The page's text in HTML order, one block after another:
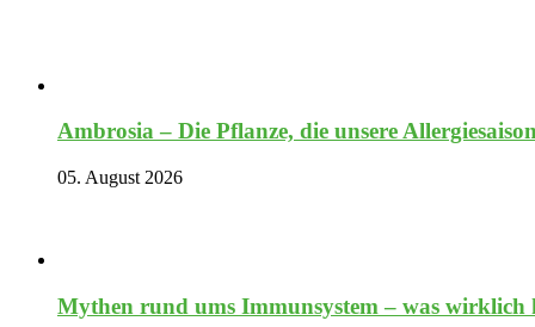
Ambrosia – Die Pflanze, die unsere
05. August 2026
Mythen rund ums Immunsystem – was